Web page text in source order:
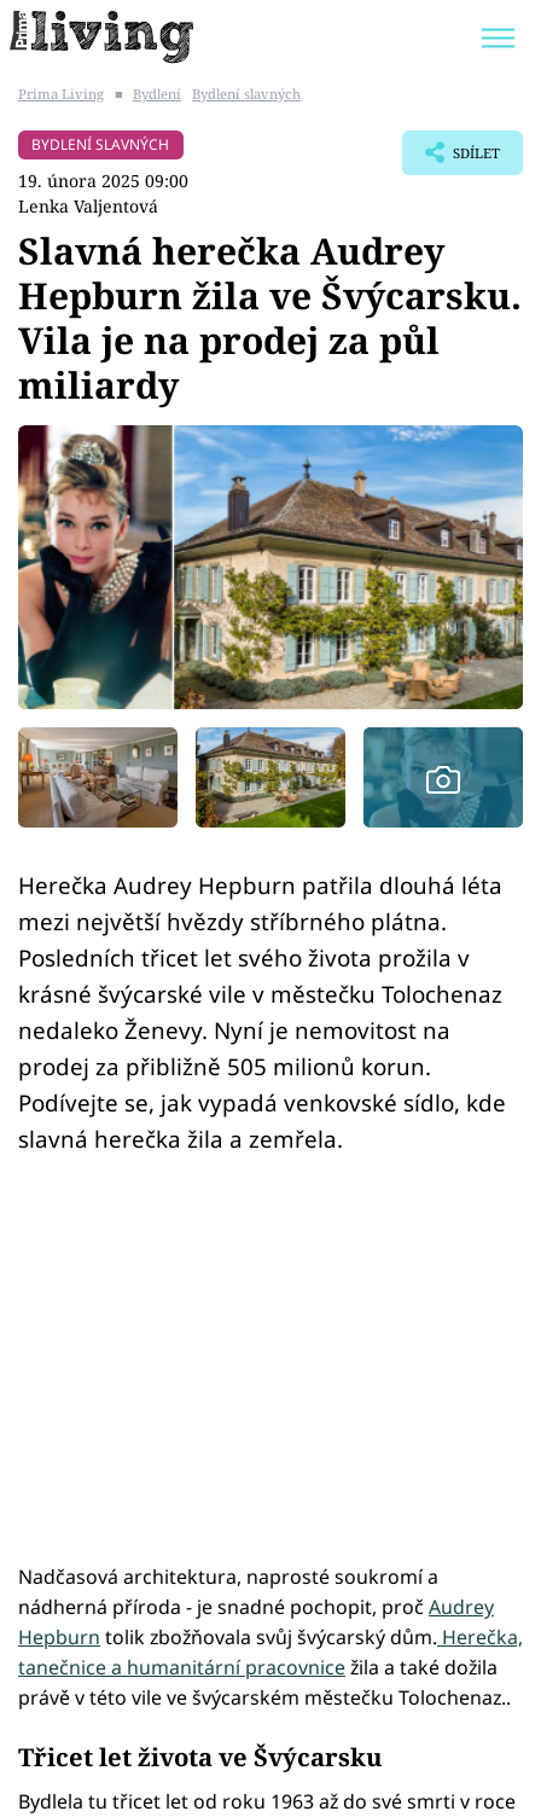
BYDLENÍ SLAVNÝCH
Témata
Bydlení
Zahrada
Design
Sledujte prima+
Přihlášení
Sledujte nás
Prima Living ■ Bydlení Bydlení slavných
BYDLENÍ SLAVNÝCH
19. února 2025 09:00
Lenka Valjentová
SDÍLET
Slavná herečka Audrey
Hepburn žila ve Švýcarsku.
Vila je na prodej za půl
miliardy
Herečka Audrey Hepburn patřila dlouhá léta
mezi největší hvězdy stříbrného plátna.
Posledních třicet let svého života prožila v
krásné švýcarské vile v městečku Tolochenaz
nedaleko Ženevy. Nyní je nemovitost na
prodej za přibližně 505 milionů korun.
Podívejte se, jak vypadá venkovské sídlo, kde
slavná herečka žila a zemřela.
Nadčasová architektura, naprosté soukromí a
nádherná příroda - je snadné pochopit, proč Audrey
Hepburn tolik zbožňovala svůj švýcarský dům. Herečka,
tanečnice a humanitární pracovnicežila a také dožila
právě v této vile ve švýcarském městečku Tolochenaz..
Třicet let života ve Švýcarsku
Bydlela tu třicet let od roku 1963 až do své smrti v roce